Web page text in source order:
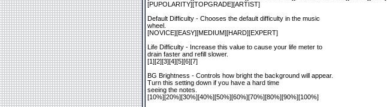
[PUPOLARITY][TOPGRADE][ARTIST]
Default Difficulty - Chooses the default difficulty in the music
wheel.
[NOVICE][EASY][MEDIUM][HARD][EXPERT]
Life Difficulty - Increase this value to cause your life meter to
drain faster and refill slower.
[1][2][3][4][5][6][7]
BG Brightness - Controls how bright the background will appear.
Turn this setting down if you have a hard time
seeing the notes.
[10%][20%][30%][40%][50%][60%][70%][80%][90%][100%]